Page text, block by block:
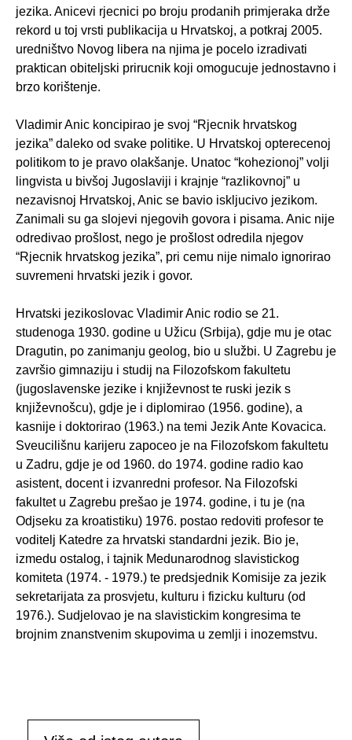
jezika. Anicevi rjecnici po broju prodanih primjeraka drže
rekord u toj vrsti publikacija u Hrvatskoj, a potkraj 2005.
uredništvo Novog libera na njima je pocelo izradivati
praktican obiteljski prirucnik koji omogucuje jednostavno i
brzo korištenje.
Vladimir Anic koncipirao je svoj “Rjecnik hrvatskog
jezika” daleko od svake politike. U Hrvatskoj opterecenoj
politikom to je pravo olakšanje. Unatoc “kohezionoj” volji
lingvista u bivšoj Jugoslaviji i krajnje “razlikovnoj” u
nezavisnoj Hrvatskoj, Anic se bavio iskljucivo jezikom.
Zanimali su ga slojevi njegovih govora i pisama. Anic nije
odredivao prošlost, nego je prošlost odredila njegov
“Rjecnik hrvatskog jezika”, pri cemu nije nimalo ignorirao
suvremeni hrvatski jezik i govor.
Hrvatski jezikoslovac Vladimir Anic rodio se 21.
studenoga 1930. godine u Užicu (Srbija), gdje mu je otac
Dragutin, po zanimanju geolog, bio u službi. U Zagrebu je
završio gimnaziju i studij na Filozofskom fakultetu
(jugoslavenske jezike i književnost te ruski jezik s
književnošcu), gdje je i diplomirao (1956. godine), a
kasnije i doktorirao (1963.) na temi Jezik Ante Kovacica.
Sveucilišnu karijeru zapoceo je na Filozofskom fakultetu
u Zadru, gdje je od 1960. do 1974. godine radio kao
asistent, docent i izvanredni profesor. Na Filozofski
fakultet u Zagrebu prešao je 1974. godine, i tu je (na
Odjseku za kroatistiku) 1976. postao redoviti profesor te
voditelj Katedre za hrvatski standardni jezik. Bio je,
izmedu ostalog, i tajnik Medunarodnog slavistickog
komiteta (1974. - 1979.) te predsjednik Komisije za jezik
sekretarijata za prosvjetu, kulturu i fizicku kulturu (od
1976.). Sudjelovao je na slavistickim kongresima te
brojnim znanstvenim skupovima u zemlji i inozemstvu.